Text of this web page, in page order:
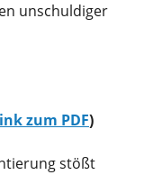
unschuldiger
zum PDF)
stößt